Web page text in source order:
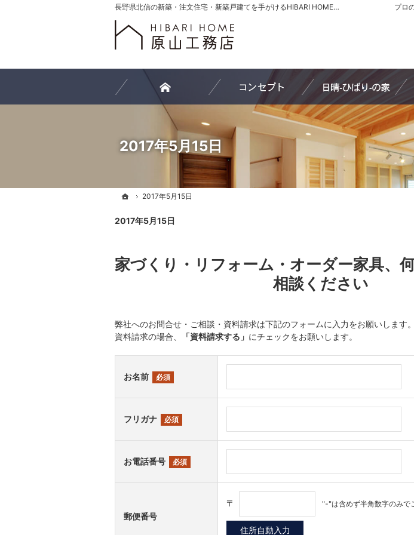
2017年5月15日
プロ
長野県北信の新築・注文住宅・新築戸建てを手がけるHIBARI HOME原山工務店
ホーム
2017年5月15日
2017年5月15日
家づくり・リフォーム・オーダー家具、
相談ください
弊社へのお問合せ・ご相談・資料請求は下記のフォームに入力をお願いします。
資料請求の場合、
「資料請求する」 にチェックをお願いします。
お名前 必須
フリガナ 必須
お電話番号 必須
郵便番号
〒 "-"は含めず半角数字のみで
ホーム
2017年5月15日
家づくりへの想い